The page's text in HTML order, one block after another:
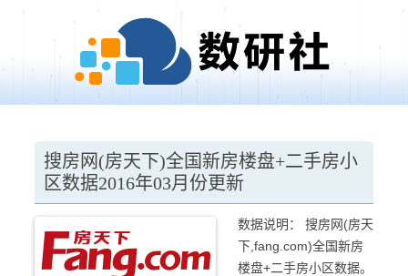
搜房网(房天下)全国新房楼盘+二手房小
区数据2016年03月份更新
数据说明： 搜房网(房天
下,fang.com)全国新房
楼盘+二手房小区数据。